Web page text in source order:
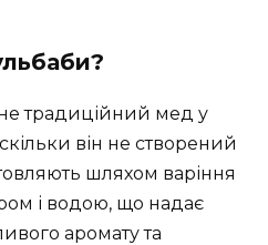
традиційний мед у
він не створений
шляхом варіння
і водою, що надає
аромату та